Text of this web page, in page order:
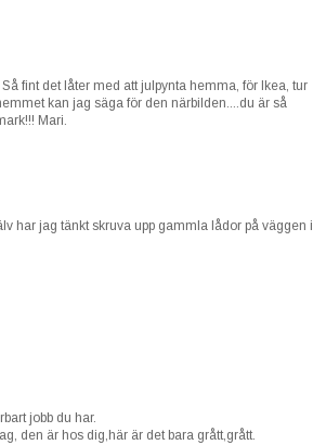
fint det låter med att julpynta hemma, för Ikea, tur
kan jag säga för den närbilden....du är så
Mari.
har jag tänkt skruva upp gammla lådor på väggen i
jobb du har.
den är hos dig,här är det bara grått,grått.